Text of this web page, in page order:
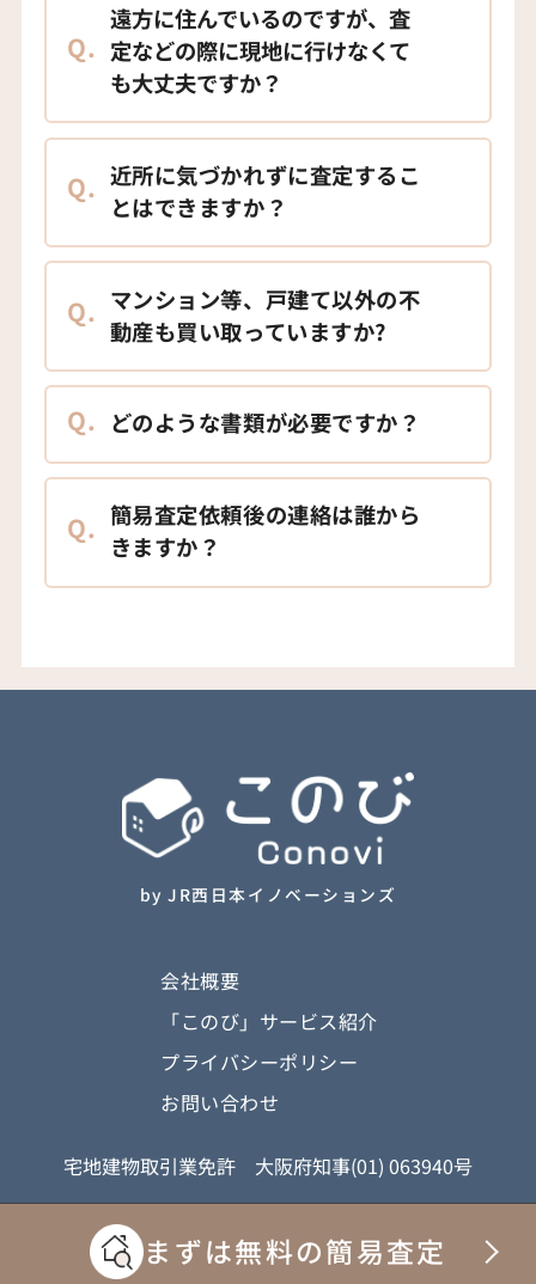
Q.
遠方に住んでいるのですが、査
定などの際に現地に行けなくて
も大丈夫ですか？
Q. 近所に気づかれずに査定するこ
とはできますか？
Q. マンション等、戸建て以外の不
動産も買い取っていますか?
Q. どのような書類が必要ですか？
Q. 簡易査定依頼後の連絡は誰から
きますか？
by JR西日本イノベーションズ
会社概要
「このび」サービス紹介
プライバシーポリシー
お問い合わせ
宅地建物取引業免許 大阪府知事(01) 063940号
Copyright © 株式会社JR西日本イノベーションズ All rights reserved.
まずは無料の簡易査定